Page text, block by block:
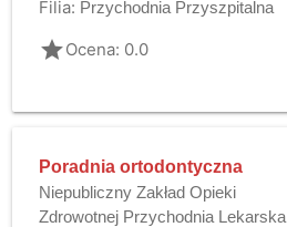
Filia: Przychodnia Przyszpitalna
gradeOcena: 0.0
Poradnia ortodontyczna
Niepubliczny Zakład Opieki
Zdrowotnej Przychodnia Lekarska